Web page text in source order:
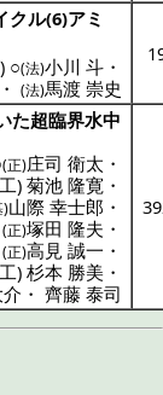
クル(6)アミ
) ○(法)小川 斗・
(法)馬渡 崇史
た超臨界水中
(正)庄司 衛太 ・
) 菊池 隆寛 ・
)山際 幸士郎 ・
(正)塚田 隆夫 ・
(正)高見 誠一 ・
) 杉本 勝美・
・ 齊藤 泰司